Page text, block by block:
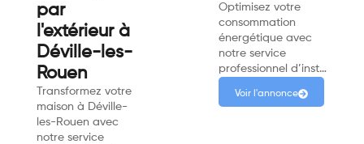
par
l'extérieur à
Déville-les-
Rouen
Transformez votre
maison à Déville-
les-Rouen avec
notre service
Optimisez votre
consommation
énergétique avec
notre service
professionnel d’inst…
Voir l'annonce